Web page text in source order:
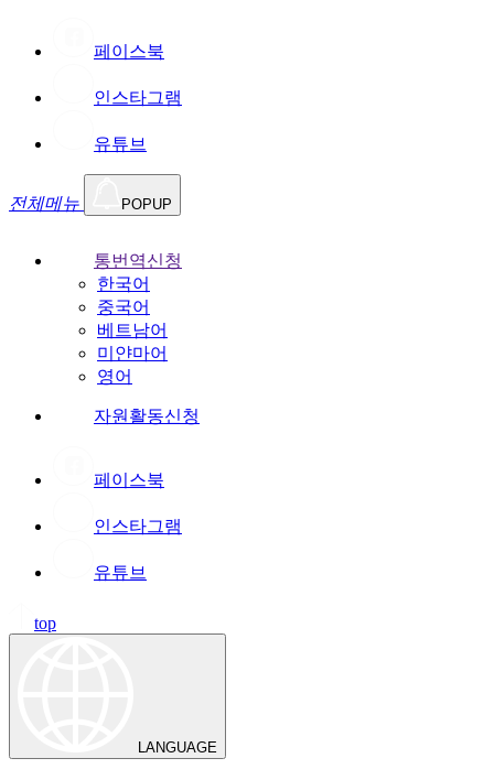
페이스북
인스타그램
유튜브
전체메뉴 POPUP
통번역신청
한국어
중국어
베트남어
미얀마어
영어
자원활동신청
페이스북
인스타그램
유튜브
top
LANGUAGE